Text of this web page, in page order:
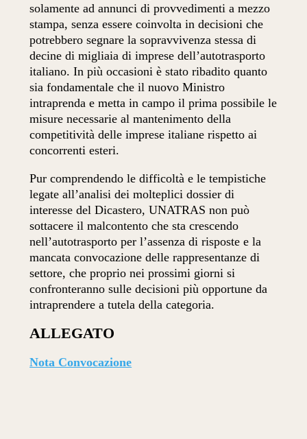
solamente ad annunci di provvedimenti a mezzo
stampa, senza essere coinvolta in decisioni che
potrebbero segnare la sopravvivenza stessa di
decine di migliaia di imprese dell’autotrasporto
italiano. In più occasioni è stato ribadito quanto
sia fondamentale che il nuovo Ministro
intraprenda e metta in campo il prima possibile le
misure necessarie al mantenimento della
competitività delle imprese italiane rispetto ai
concorrenti esteri.
Pur comprendendo le difficoltà e le tempistiche
legate all’analisi dei molteplici dossier di
interesse del Dicastero, UNATRAS non può
sottacere il malcontento che sta crescendo
nell’autotrasporto per l’assenza di risposte e la
mancata convocazione delle rappresentanze di
settore, che proprio nei prossimi giorni si
confronteranno sulle decisioni più opportune da
intraprendere a tutela della categoria.
ALLEGATO
Nota Convocazione